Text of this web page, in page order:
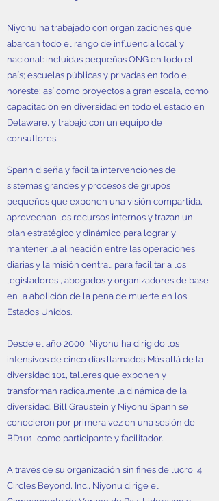
Niyonu ha trabajado con organizaciones que
abarcan todo el rango de influencia local y
nacional: incluidas pequeñas ONG en todo el
país; escuelas públicas y privadas en todo el
noreste; así como proyectos a gran escala, como
capacitación en diversidad en todo el estado en
Delaware, y trabajo con un equipo de
consultores.
Spann diseña y facilita intervenciones de
sistemas grandes y procesos de grupos
pequeños que exponen una visión compartida,
aprovechan los recursos internos y trazan un
plan estratégico y dinámico para lograr y
mantener la alineación entre las operaciones
diarias y la misión central. para facilitar a los
legisladores , abogados y organizadores de base
en la abolición de la pena de muerte en los
Estados Unidos.
Desde el año 2000, Niyonu ha dirigido los
intensivos de cinco días llamados Más allá de la
diversidad 101, talleres que exponen y
transforman radicalmente la dinámica de la
diversidad. Bill Graustein y Niyonu Spann se
conocieron por primera vez en una sesión de
BD101, como participante y facilitador.
A través de su organización sin fines de lucro, 4
Circles Beyond, Inc., Niyonu dirige el